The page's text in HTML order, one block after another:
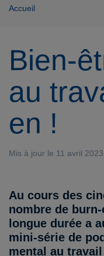
Accueil
Bien-
au
en !
Mis à jour le 11 avril 2023
Au cours des
nombre de
longue durée a
mini-série de
mental au